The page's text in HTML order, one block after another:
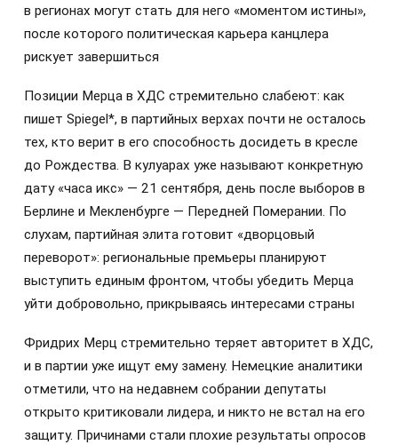
в регионах могут стать для него «моментом истины»,
после которого политическая карьера канцлера
рискует завершиться
Позиции Мерца в ХДС стремительно слабеют: как
пишет Spiegel*, в партийных верхах почти не осталось
тех, кто верит в его способность досидеть в кресле
до Рождества. В кулуарах уже называют конкретную
дату «часа икс» — 21 сентября, день после выборов в
Берлине и Мекленбурге — Передней Померании. По
слухам, партийная элита готовит «дворцовый
переворот»: региональные премьеры планируют
выступить единым фронтом, чтобы убедить Мерца
уйти добровольно, прикрываясь интересами страны
Фридрих Мерц стремительно теряет авторитет в ХДС,
и в партии уже ищут ему замену. Немецкие аналитики
отметили, что на недавнем собрании депутаты
открыто критиковали лидера, и никто не встал на его
защиту. Причинами стали плохие результаты опросов